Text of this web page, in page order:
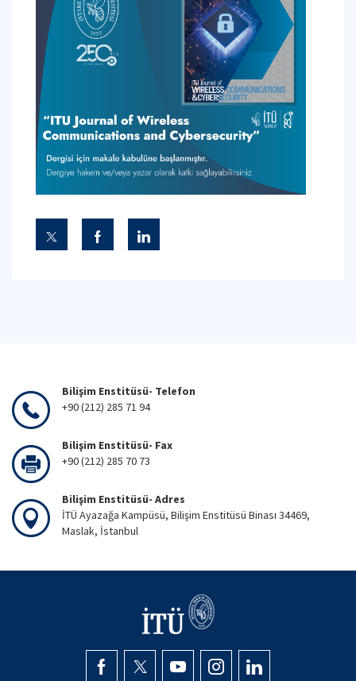
Bilişim Enstitüsü- Telefon
+90 (212) 285 71 94
Bilişim Enstitüsü- Fax
+90 (212) 285 70 73
Bilişim Enstitüsü- Adres
İTÜ Ayazağa Kampüsü, Bilişim Enstitüsü Binası 34469,
Maslak, İstanbul